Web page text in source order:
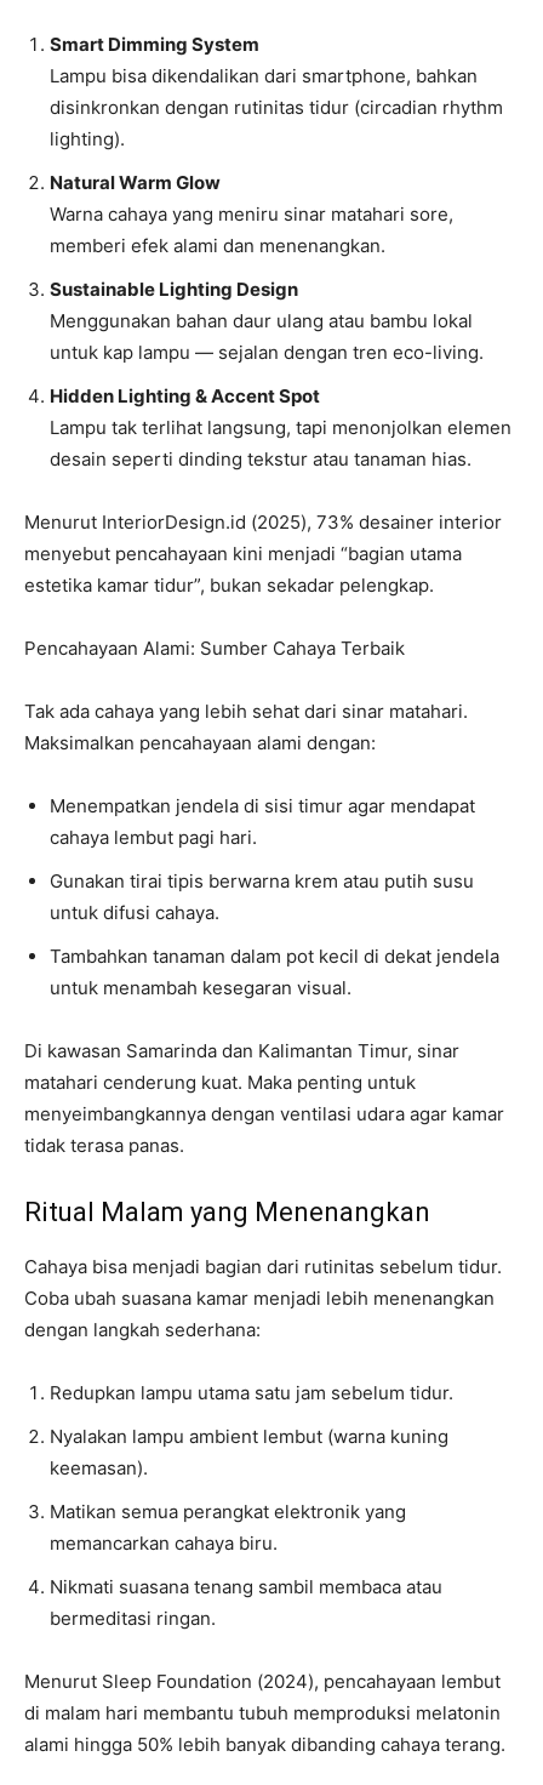
Smart Dimming System
Lampu bisa dikendalikan dari smartphone, bahkan
disinkronkan dengan rutinitas tidur (circadian rhythm
lighting).
Natural Warm Glow
Warna cahaya yang meniru sinar matahari sore,
memberi efek alami dan menenangkan.
Sustainable Lighting Design
Menggunakan bahan daur ulang atau bambu lokal
untuk kap lampu — sejalan dengan tren eco-living.
Hidden Lighting & Accent Spot
Lampu tak terlihat langsung, tapi menonjolkan elemen
desain seperti dinding tekstur atau tanaman hias.
Menurut InteriorDesign.id (2025), 73% desainer interior
menyebut pencahayaan kini menjadi “bagian utama
estetika kamar tidur”, bukan sekadar pelengkap.
Pencahayaan Alami: Sumber Cahaya Terbaik
Tak ada cahaya yang lebih sehat dari sinar matahari.
Maksimalkan pencahayaan alami dengan:
Menempatkan jendela di sisi timur agar mendapat
cahaya lembut pagi hari.
Gunakan tirai tipis berwarna krem atau putih susu
untuk difusi cahaya.
Tambahkan tanaman dalam pot kecil di dekat jendela
untuk menambah kesegaran visual.
Di kawasan Samarinda dan Kalimantan Timur, sinar
matahari cenderung kuat. Maka penting untuk
menyeimbangkannya dengan ventilasi udara agar kamar
tidak terasa panas.
Ritual Malam yang Menenangkan
Cahaya bisa menjadi bagian dari rutinitas sebelum tidur.
Coba ubah suasana kamar menjadi lebih menenangkan
dengan langkah sederhana:
Redupkan lampu utama satu jam sebelum tidur.
Nyalakan lampu ambient lembut (warna kuning
keemasan).
Matikan semua perangkat elektronik yang
memancarkan cahaya biru.
Nikmati suasana tenang sambil membaca atau
bermeditasi ringan.
Menurut Sleep Foundation (2024), pencahayaan lembut
di malam hari membantu tubuh memproduksi melatonin
alami hingga 50% lebih banyak dibanding cahaya terang.